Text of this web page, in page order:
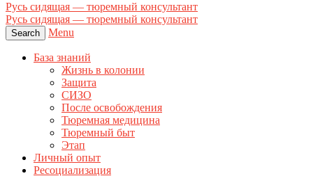
Русь сидящая — тюремный консультант
Русь сидящая — тюремный консультант
Search Menu
База знаний
Жизнь в колонии
Защита
СИЗО
После освобождения
Тюремная медицина
Тюремный быт
Этап
Личный опыт
Ресоциализация